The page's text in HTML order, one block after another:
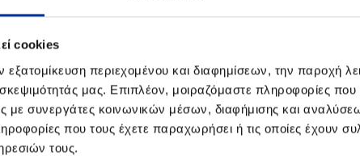
cookies
εξατομίκευση περιεχομένου και διαφημίσεων, την παροχή
μας. Επιπλέον, μοιραζόμαστε πληροφορίες
με συνεργάτες κοινωνικών μέσων, διαφήμισης και
που τους έχετε παραχωρήσει ή τις οποίες έχουν
τους.
Σημειώματος Απόσχισης Κλάδου - 26
δημοσιότητας του Σχεδίου Διάσπασης -
Οκτωβρίου 2021
με τον εταιρικό μετασχηματισμό - 13